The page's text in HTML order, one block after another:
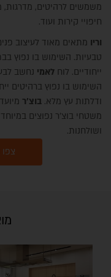
משמשים לרהיטים, מדרגות,
חיפויי קירות ועוד.
וריו מתאים מאוד לעיצוב
טבעיות. השימוש בו נפוץ
ייחודיים. לוח לאמי נחשב
השימוש בו נפוץ ברהיטים
ודלתות עץ מלא. בוצ'ר
משטחי בוצ'ר נפוצים
ושולחנות.
צפו